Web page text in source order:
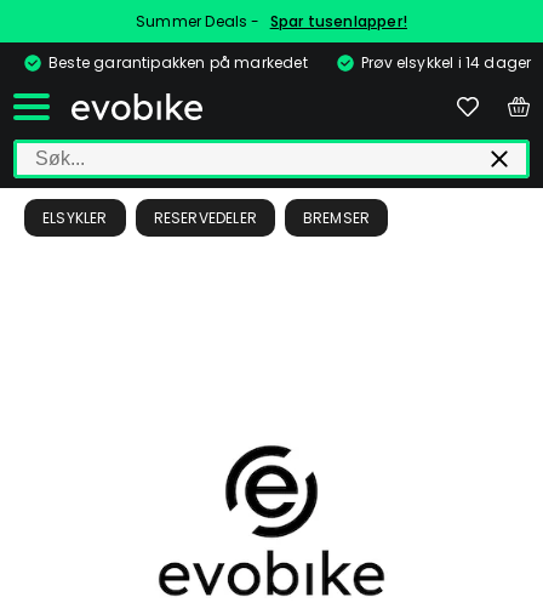
Summer Deals - Spar tusenlapper!
Beste garantipakken på markedet
Prøv elsykkel i 14 dager
ELSYKLER RESERVEDELER BREMSER